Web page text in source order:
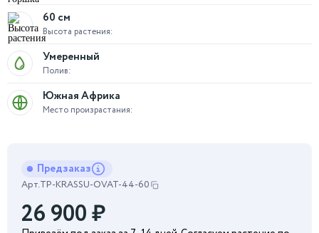
Высота растения:
60 см
Полив:
Умеренный
Место произрастания:
Южная Африка
Предзаказ
Арт.TP-KRASSU-OVAT-44-60
26 900₽